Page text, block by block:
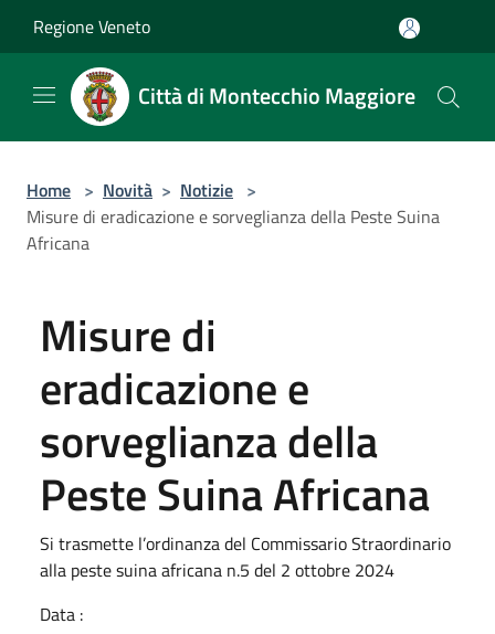
Regione Veneto
Città di Montecchio Maggiore
Home > Novità > Notizie >
Misure di eradicazione e sorveglianza della Peste Suina
Africana
Misure di
eradicazione e
sorveglianza della
Peste Suina Africana
Si trasmette l’ordinanza del Commissario Straordinario
alla peste suina africana n.5 del 2 ottobre 2024
Data :